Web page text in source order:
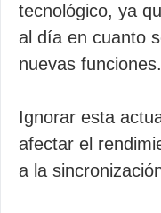
tecnológico, ya
al día en cuanto
nuevas funciones.
Ignorar esta
afectar el
a la